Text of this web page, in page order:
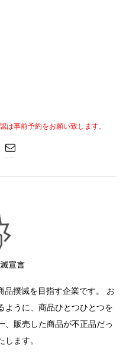
事前予約をお願い致します。
品撲滅を目指す企業です。 お
ように、商品ひとつひとつを
、販売した商品が不正品だっ
ます。